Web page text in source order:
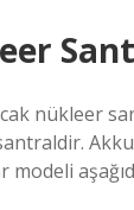
nükleer
modeli